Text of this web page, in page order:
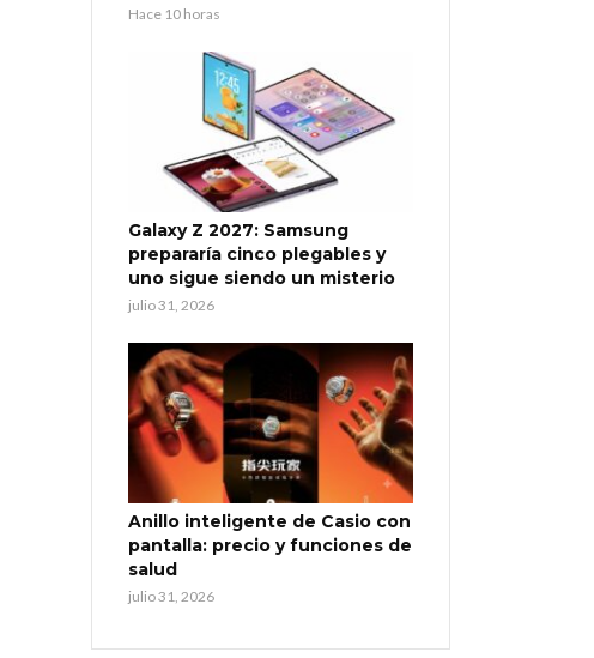
Hace 10 horas
Galaxy Z 2027: Samsung
prepararía cinco plegables y
uno sigue siendo un misterio
julio 31, 2026
Anillo inteligente de Casio con
pantalla: precio y funciones de
salud
julio 31, 2026